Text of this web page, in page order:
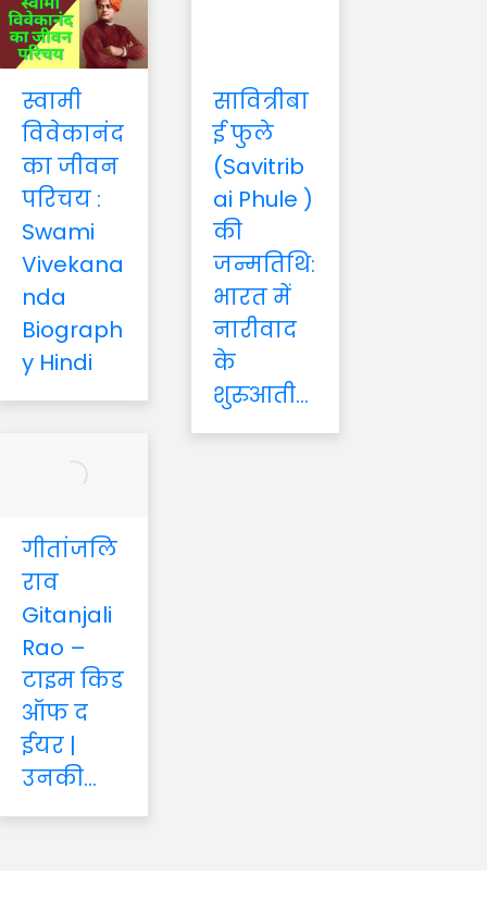
स्वामी
विवेकानंद
का जीवन
परिचय :
Swami
Vivekana
nda
Biograph
y Hindi
सावित्रीबा
ई फुले
(Savitrib
ai Phule )
की
जन्मतिथि:
भारत में
नारीवाद
के
शुरुआती...
गीतांजलि
राव
Gitanjali
Rao –
टाइम किड
ऑफ द
ईयर |
उनकी...